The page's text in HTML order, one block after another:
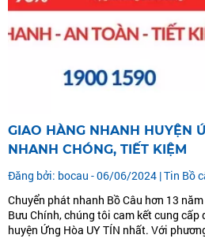
GIAO HÀNG NHANH HUYỆN
NHANH CHÓNG, TIẾT KIỆM
Đăng bởi: bocau - 06/06/2024 |Tin Bồ
Chuyển phát nhanh Bồ Câu hơn 13
Bưu Chính, chúng tôi cam kết cung
huyện Ứng Hòa UY TÍN nhất. Với